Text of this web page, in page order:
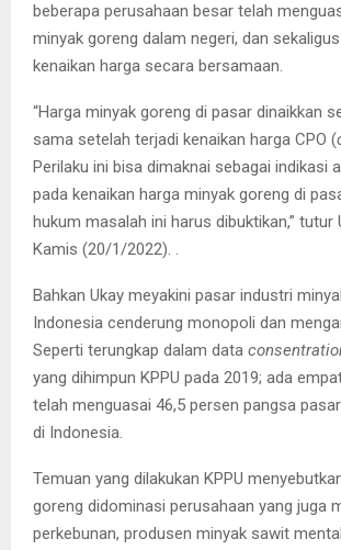
beberapa perusahaan besar telah
minyak goreng dalam negeri, dan
kenaikan harga secara bersamaan.
“Harga minyak goreng di pasar dinaikkan
sama setelah terjadi kenaikan harga CPO (
Perilaku ini bisa dimaknai sebagai indikasi
pada kenaikan harga minyak goreng di
hukum masalah ini harus dibuktikan,” tutur
Kamis (20/1/2022). .
Bahkan Ukay meyakini pasar industri
Indonesia cenderung monopoli dan
Seperti terungkap dalam data
yang dihimpun KPPU pada 2019; ada
telah menguasai 46,5 persen pangsa
di Indonesia.
Temuan yang dilakukan KPPU
goreng didominasi perusahaan yang juga
perkebunan, produsen minyak sawit